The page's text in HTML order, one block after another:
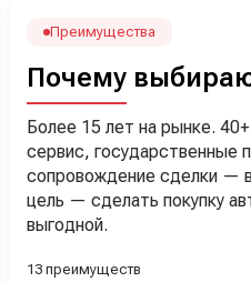
менеджеру Сергею,
Преимущества
Почему
Более 15 лет на рынке.
сервис, государственные
сопровождение сделки —
цель — сделать покупку
выгодной.
13 преимуществ